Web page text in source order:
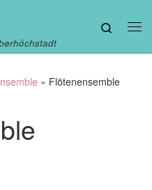
Search
» Flötenensemble